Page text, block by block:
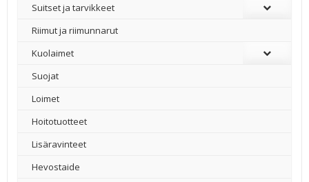
Suitset ja tarvikkeet
Riimut ja riimunnarut
Kuolaimet
Suojat
Loimet
Hoitotuotteet
Lisäravinteet
Hevostaide